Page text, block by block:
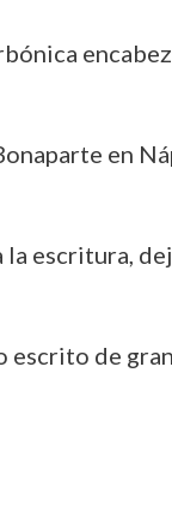
en
la escritura,
de